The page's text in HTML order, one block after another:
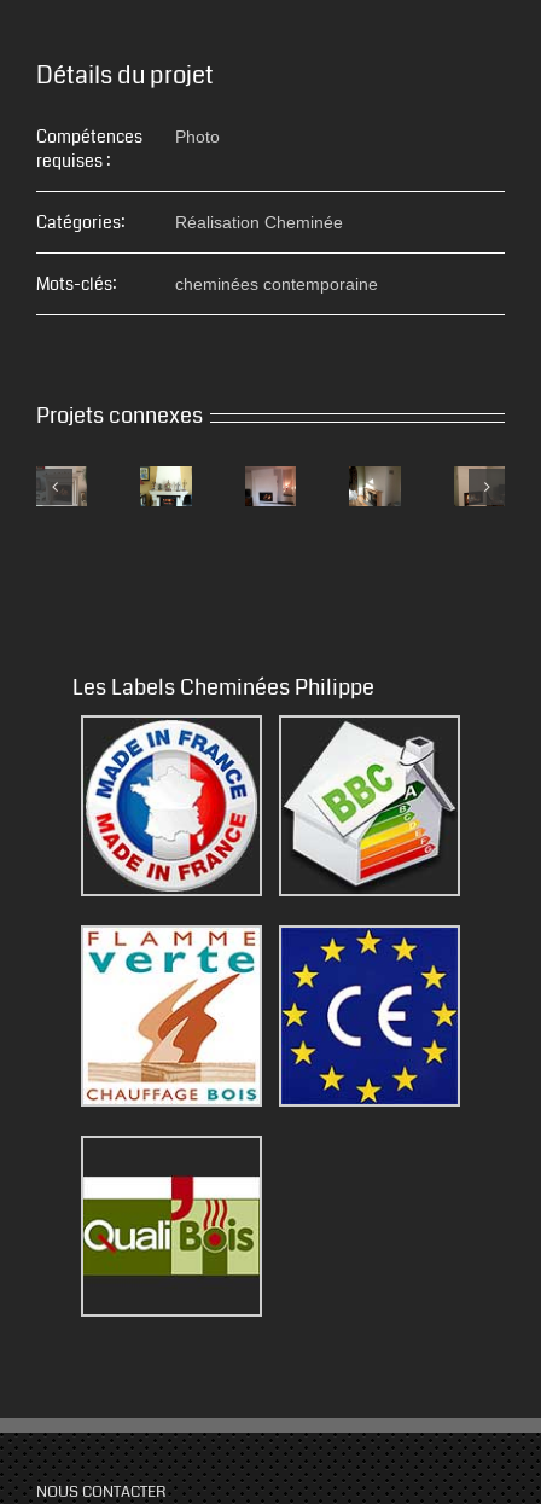
Détails du projet
Compétences
requises :
Photo
Catégories: Réalisation Cheminée
Mots-clés: cheminées contemporaine
Projets connexes
Les Labels Cheminées Philippe
NOUS CONTACTER